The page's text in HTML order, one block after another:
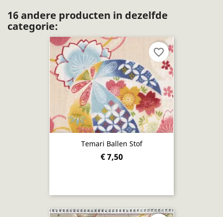
16 andere producten in dezelfde
categorie:
Temari Ballen Stof
€ 7,50
favorite_border